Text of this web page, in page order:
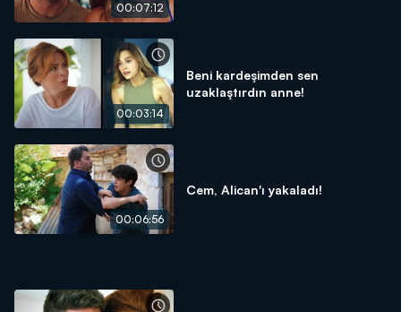
00:07:12
00:03:14
Beni kardeşimden sen
uzaklaştırdın anne!
00:06:56
Cem, Alican'ı yakaladı!